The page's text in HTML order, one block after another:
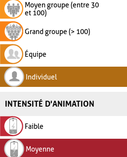
Moyen groupe (entre 30
et 100)
Grand groupe (> 100)
Équipe
Individuel
INTENSITÉ D'ANIMATION
Faible
Moyenne